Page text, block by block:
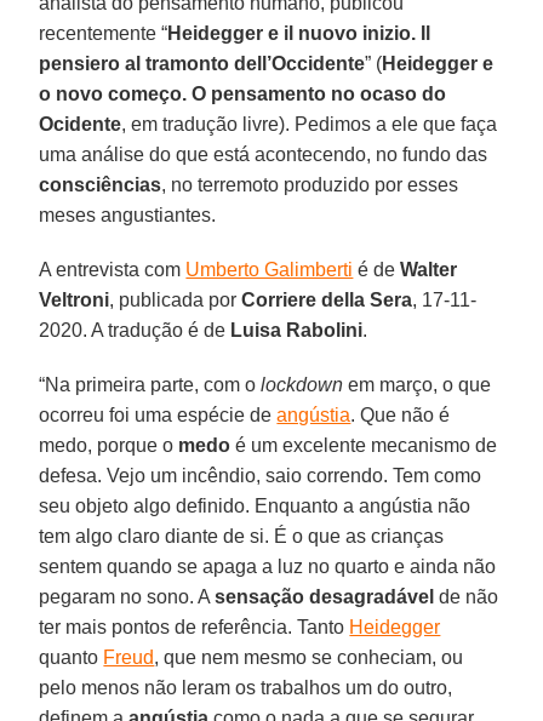
recentemente “Heidegger e il nuovo inizio. Il
pensiero al tramonto dell’Occidente” (Heidegger e
o novo começo. O pensamento no ocaso do
Ocidente, em tradução livre). Pedimos a ele que faça
uma análise do que está acontecendo, no fundo das
consciências, no terremoto produzido por esses
meses angustiantes.
A entrevista com Umberto Galimberti é deWalter
Veltroni, publicada porCorriere della Sera, 17-11-
2020. A tradução é de Luisa Rabolini.
“Na primeira parte, com olockdown em março, o que
ocorreu foi uma espécie deangústia. Que não é
medo, porque o medo é um excelente mecanismo de
defesa. Vejo um incêndio, saio correndo. Tem como
seu objeto algo definido. Enquanto a angústia não
tem algo claro diante de si. É o que as crianças
sentem quando se apaga a luz no quarto e ainda não
pegaram no sono. Asensação desagradável de não
ter mais pontos de referência. Tanto Heidegger
quanto Freud, que nem mesmo se conheciam, ou
pelo menos não leram os trabalhos um do outro,